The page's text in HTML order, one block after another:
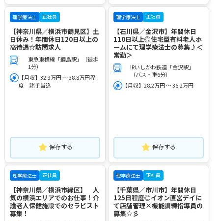
理学療法士 正社員
【神奈川県／横浜市鶴見区】土
日休み！年間休日120日以上の
高待遇☆訪問求人
東急東横線「綱島駅」（徒歩
1分）
【月収】32.3万円 ～ 38.8万円程
度 諸手当込
保存する
理学療法士 正社員
【石川県／金沢市】年間休日
110日以上◎住宅型有料老人ホ
ームにて理学療法士の募集♪＜
常勤＞
IRいしかわ鉄道「金沢駅」
（バス・車6分）
【月収】28.2万円 ～ 36.2万円
保存する
理学療法士 正社員
【神奈川県／横浜市緑区】 人
気の横浜エリアでのお仕事！介
護老人保健施設でのセラピスト
募集！
理学療法士 正社員
【千葉県／市川市】年間休日
125日程度◎イオン直営デイに
て店舗管理×機能訓練指導員の
募集☆彡